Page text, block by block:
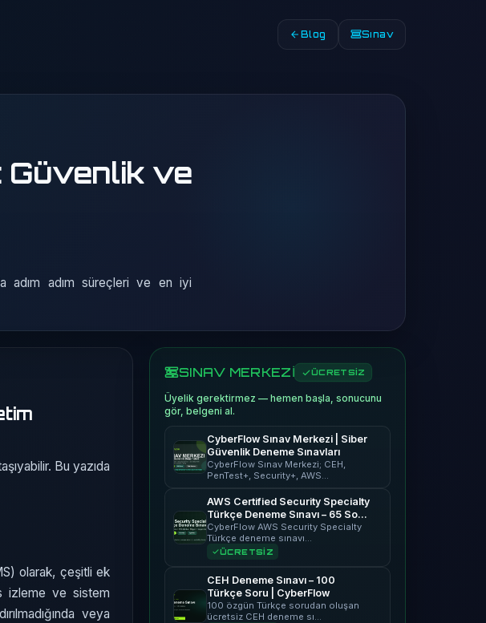
Blog Sınav
Güvenlik ve
adım adım süreçleri ve en iyi
Bu yazıda
olarak, çeşitli ek
izleme ve sistem
veya
SINAV MERKEZİ ÜCRETSİZ
Üyelik gerektirmez — hemen başla, sonucunu
gör, belgeni al.
CyberFlow Sınav Merkezi | Siber
Güvenlik Deneme Sınavları
CyberFlow Sınav Merkezi; CEH,
PenTest+, Security+, AWS…
AWS Certified Security Specialty
Türkçe Deneme Sınavı – 65 Soru
| CyberFlow
CyberFlow AWS Security Specialty
Türkçe deneme sınavı…
ÜCRETSİZ
CEH Deneme Sınavı – 100
Türkçe Soru | CyberFlow
100 özgün Türkçe sorudan oluşan
ücretsiz CEH deneme sı…